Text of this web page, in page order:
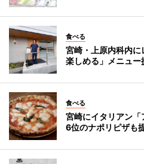
食べる
宮崎・上原内科内
楽しめる」メニュー
食べる
宮崎にイタリアン
6位のナポリピザも